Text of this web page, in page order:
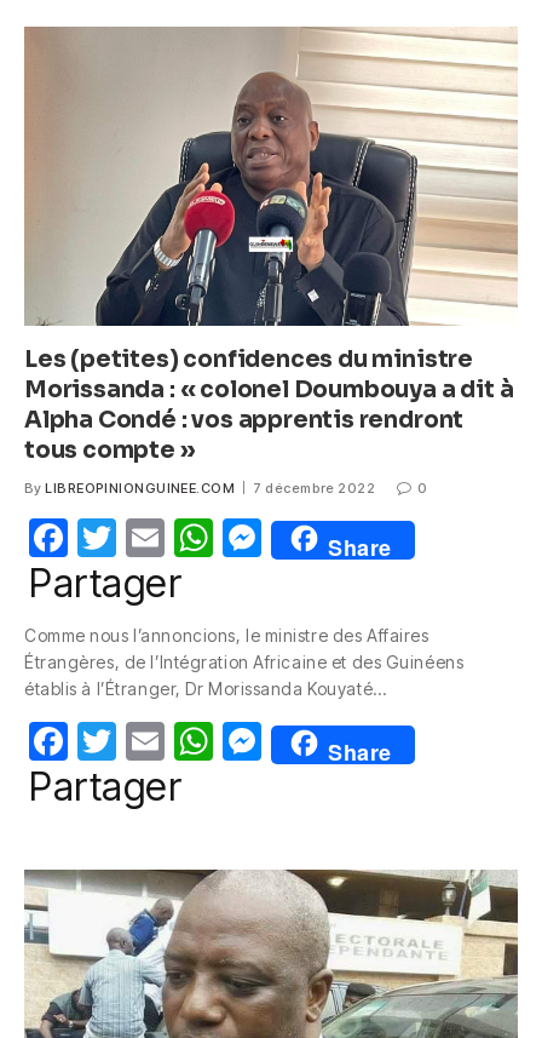
p
p
g
er
Les (petites) confidences du ministre
Morissanda : « colonel Doumbouya a dit à
Alpha Condé : vos apprentis rendront
tous compte »
By LIBREOPINIONGUINEE.COM 7 décembre 2022 0
F
a
e
b
o
o
k
T
w
itt
er
E
m
W
s
A
p
p
M
e
e
n
g
er
Share
Partager
Comme nous l’annoncions, le ministre des Affaires
Étrangères, de l’Intégration Africaine et des Guinéens
établis à l’Étranger, Dr Morissanda Kouyaté…
F
a
e
b
o
k
T
w
itt
er
E
m
W
s
A
p
p
M
e
e
n
g
er
Share
Partager